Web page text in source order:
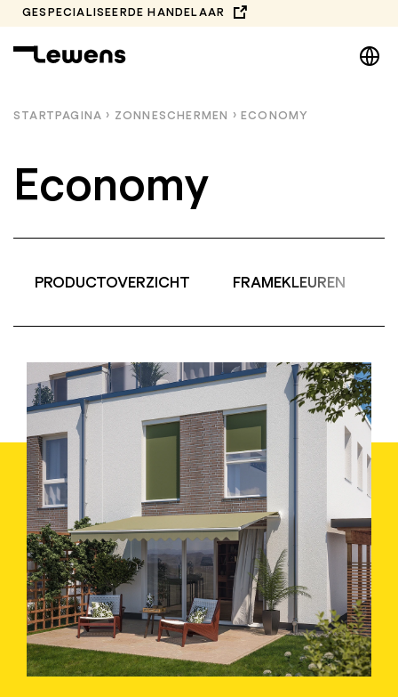
Spring
naar
de
inhoud
GESPECIALISEERDE HANDELAAR
DE
STARTPAGINA › ZONNESCHERMEN › ECONOMY
Economy
PRODUCTOVERZICHT FRAMEKLEUREN